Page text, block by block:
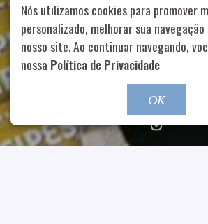
Rua Aurélia, 1714 – Vila Romana, São
99178-5848
Role para continar
Nós utilizamos cookies para promover
personalizado, melhorar sua
nosso site. Ao continuar navegando,
nossa Política de Privacidade
OK